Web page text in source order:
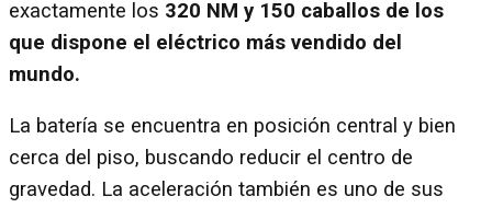
exactamente los 320 NM y 150 caballos de los
que dispone el eléctrico más vendido del
mundo.
La batería se encuentra en posición central y bien
cerca del piso, buscando reducir el centro de
gravedad. La aceleración también es uno de sus